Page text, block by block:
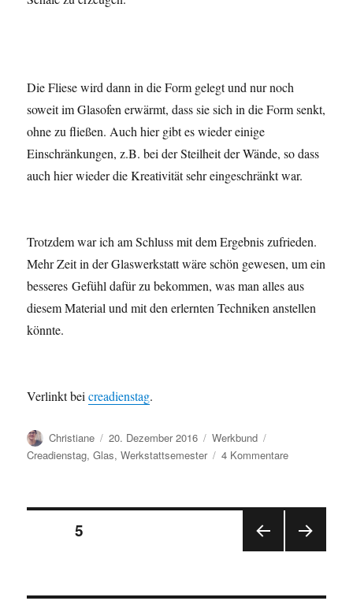
Die Fliese wird dann in die Form gelegt und nur noch
soweit im Glasofen erwärmt, dass sie sich in die Form senkt,
ohne zu fließen. Auch hier gibt es wieder einige
Einschränkungen, z.B. bei der Steilheit der Wände, so dass
auch hier wieder die Kreativität sehr eingeschränkt war.
Trotzdem war ich am Schluss mit dem Ergebnis zufrieden.
Mehr Zeit in der Glaswerkstatt wäre schön gewesen, um ein
besseres Gefühl dafür zu bekommen, was man alles aus
diesem Material und mit den erlernten Techniken anstellen
könnte.
Verlinkt beicreadienstag.
Autor
Christiane
Veröffentlicht
am
20. Dezember 2016 Kategorien
Werkbund
Creadienstag,Glas,Werkstattsemester 4 Kommentarezu
Glasschale
Seitennummerierung
SEIT
SEITE5
E